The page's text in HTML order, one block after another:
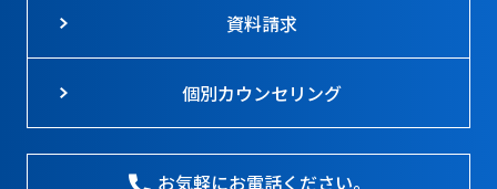
資料請求
個別カウンセリング
お気軽にお電話ください。